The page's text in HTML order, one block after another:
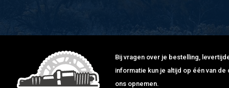
Bij vragen over je bestelling,
informatie kun je altijd op één van
ons opnemen.